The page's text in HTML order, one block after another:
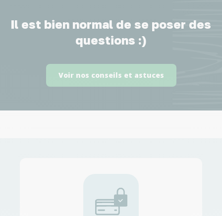
Il est bien normal de se poser des
questions :)
Voir nos conseils et astuces